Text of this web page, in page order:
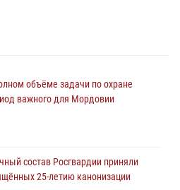
объёме задачи по охране
важного для Мордовии
состав Росгвардии приняли
25-летию канонизации